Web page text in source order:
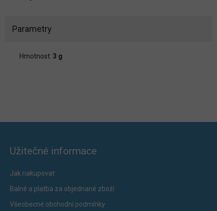
Parametry
Hmotnost: 3 g
Užitečné informace
Jak nakupovat
Balné a platba za objednané zboží
Všeobecné obchodní podmínky